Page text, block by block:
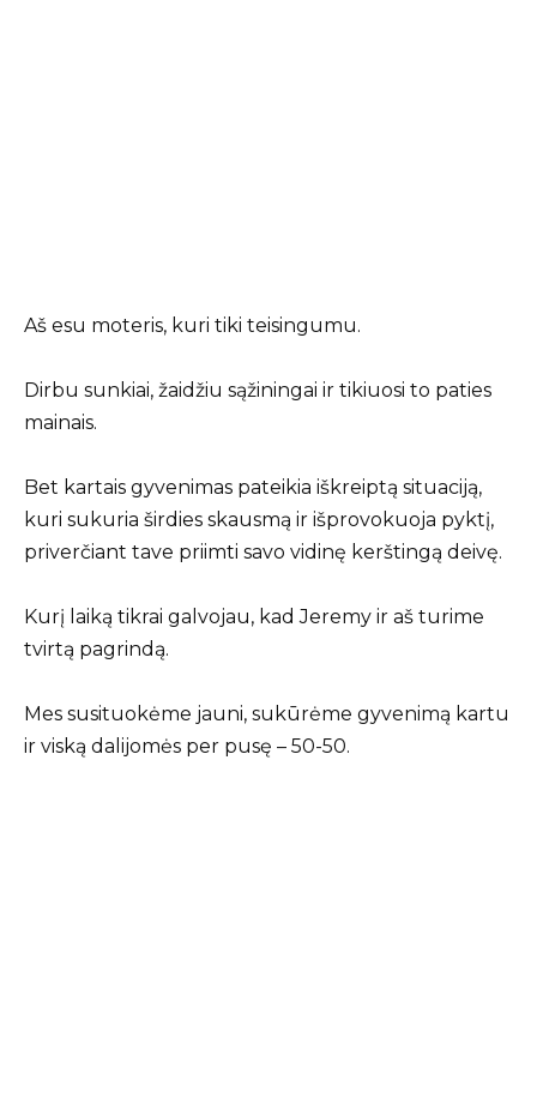
Aš esu moteris, kuri tiki teisingumu.
Dirbu sunkiai, žaidžiu sąžiningai ir tikiuosi to paties
mainais.
Bet kartais gyvenimas pateikia iškreiptą situaciją,
kuri sukuria širdies skausmą ir išprovokuoja pyktį,
priverčiant tave priimti savo vidinę kerštingą deivę.
Kurį laiką tikrai galvojau, kad Jeremy ir aš turime
tvirtą pagrindą.
Mes susituokėme jauni, sukūrėme gyvenimą kartu
ir viską dalijomės per pusę – 50-50.